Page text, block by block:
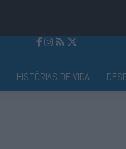
HISTÓRIAS DE VIDA